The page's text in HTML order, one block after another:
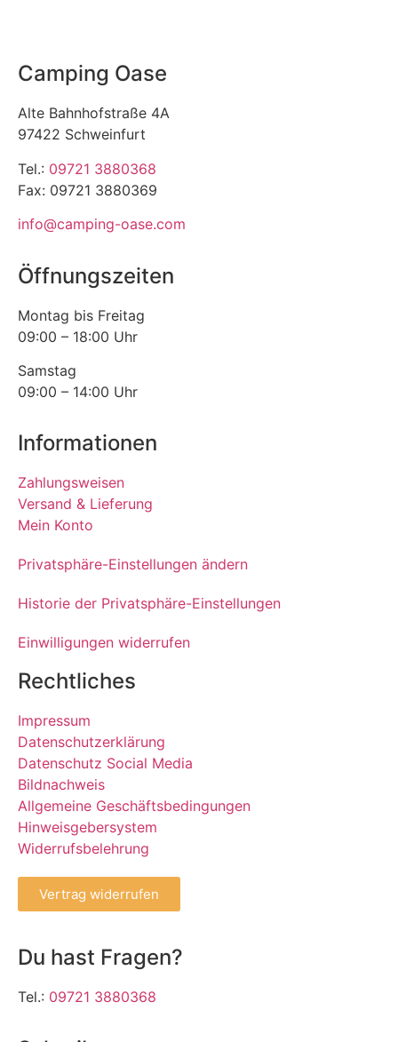
Camping Oase
Alte Bahnhofstraße 4A
97422 Schweinfurt
Tel.: 09721 3880368
Fax: 09721 3880369
info@camping-oase.com
Öffnungszeiten
Montag bis Freitag
09:00 – 18:00 Uhr
Samstag
09:00 – 14:00 Uhr
Informationen
Zahlungsweisen
Versand & Lieferung
Mein Konto
Privatsphäre-Einstellungen ändern
Historie der Privatsphäre-Einstellungen
Einwilligungen widerrufen
Rechtliches
Impressum
Datenschutzerklärung
Datenschutz Social Media
Bildnachweis
Allgemeine Geschäftsbedingungen
Hinweisgebersystem
Widerrufsbelehrung
Vertrag widerrufen
Du hast Fragen?
Tel.: 09721 3880368